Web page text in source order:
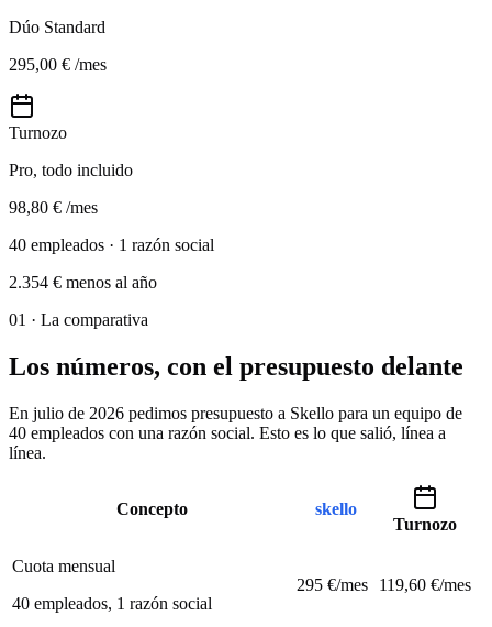
Dúo Standard
295,00 € /mes
Turnozo
Pro, todo incluido
98,80 € /mes
40 empleados · 1 razón social
2.354 € menos al año
01 · La comparativa
Los números, con el presupuesto delante
En julio de 2026 pedimos presupuesto a Skello para un equipo de
40 empleados con una razón social. Esto es lo que salió, línea a
línea.
Concepto
skello
Turnozo
Cuota mensual
40 empleados, 1 razón social
295 €/mes 119,60 €/mes